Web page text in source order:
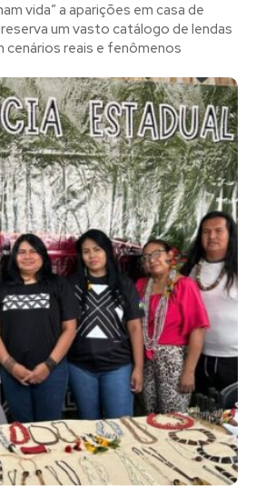
vida” a aparições em casa de
um vasto catálogo de lendas
cenários reais e fenômenos